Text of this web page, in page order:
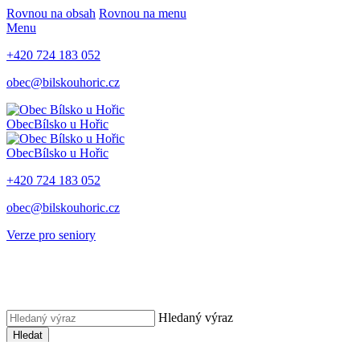
Rovnou na obsah Rovnou na menu
Menu
+420 724 183 052
obec@bilskouhoric.cz
ObecBílsko u Hořic
ObecBílsko u Hořic
+420 724 183 052
obec@bilskouhoric.cz
Verze pro seniory
Hledaný výraz
Hledat